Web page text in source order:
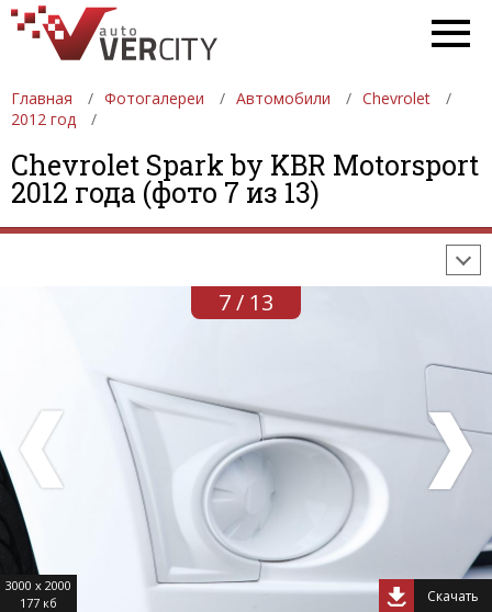
Главная Фотогалереи Автомобили
Chevrolet
2012 год
Chevrolet Spark by KBR Motorsport
2012 года (фото 7 из 13)
ФОТОГАЛЕРЕИ АВТОМОБИЛИ
ДЕВУШКИ
АВТОСАЛОНЫ
ФОРМУЛА-1
7 / 13
3000 x 2000
177 кб
Скачать